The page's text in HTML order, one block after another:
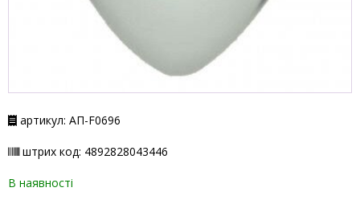
артикул: АП-F0696
штрих код: 4892828043446
В наявності